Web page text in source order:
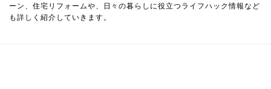
ーン、住宅リフォームや、日々の暮らしに役立つライフハック情報など
も詳しく紹介していきます。